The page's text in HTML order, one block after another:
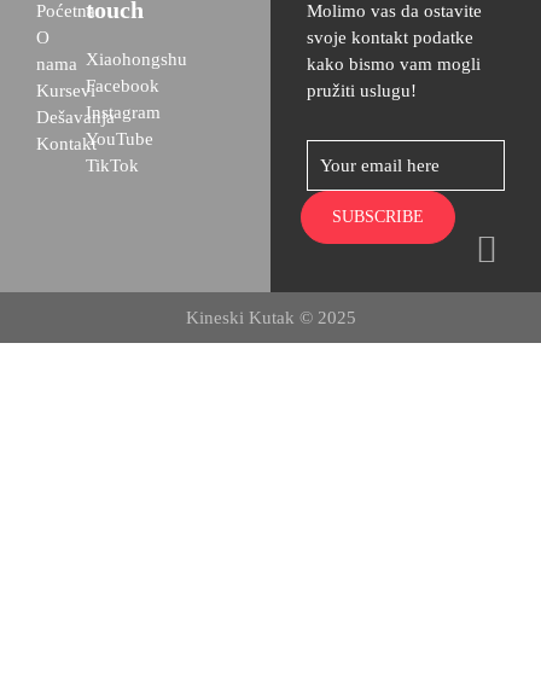
Poćetna
O
nama
Kursevi
Dešavanja
Kontakt
touch
Xiaohongshu
Facebook
Instagram
YouTube
TikTok
Molimo vas da ostavite
svoje kontakt podatke
kako bismo vam mogli
pružiti uslugu!
Kineski Kutak © 2025